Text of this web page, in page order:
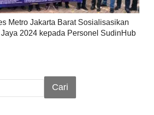
Metro Jakarta Barat Sosialisasikan
2024 kepada Personel SudinHub
Cari